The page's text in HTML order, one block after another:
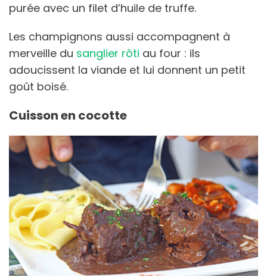
purée avec un filet d’huile de truffe.
Les champignons aussi accompagnent à
merveille du sanglier rôti au four : ils
adoucissent la viande et lui donnent un petit
goût boisé.
Cuisson en cocotte